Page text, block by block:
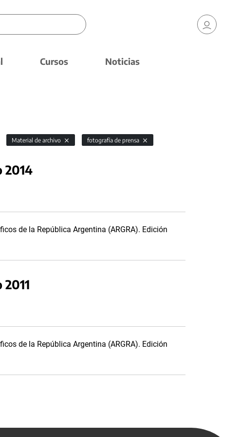
Cursos Noticias
Material de archivo fotografía de prensa
2014
de la República Argentina (ARGRA). Edición
de la República Argentina (ARGRA). Edición